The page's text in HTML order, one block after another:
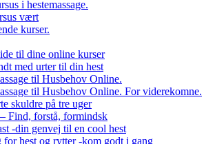
i hestemassage.
vært
kurser.
til dine online kurser
med urter til din hest
til Husbehov Online.
til Husbehov Online. For viderekomne.
skuldre på tre uger
Find, forstå, formindsk
-din genvej til en cool hest
for hest og rytter -kom godt i gang